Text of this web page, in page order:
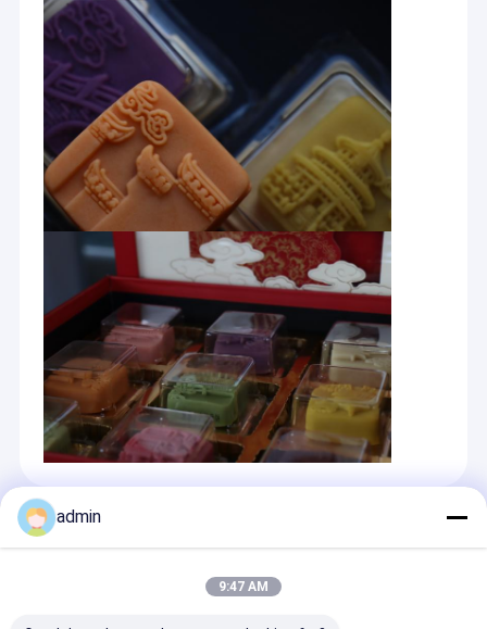
Empfohlene Produkte
admin
9:47 AM